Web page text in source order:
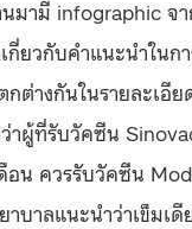
มามี infographic จา
กี่ยวกับคำแนะนำในก
ต่างกันในรายละเอีย
าผู้ที่รับวัคซีน
อน ควรรับวัคซีน
บาลแนะนำว่าเข็มเ